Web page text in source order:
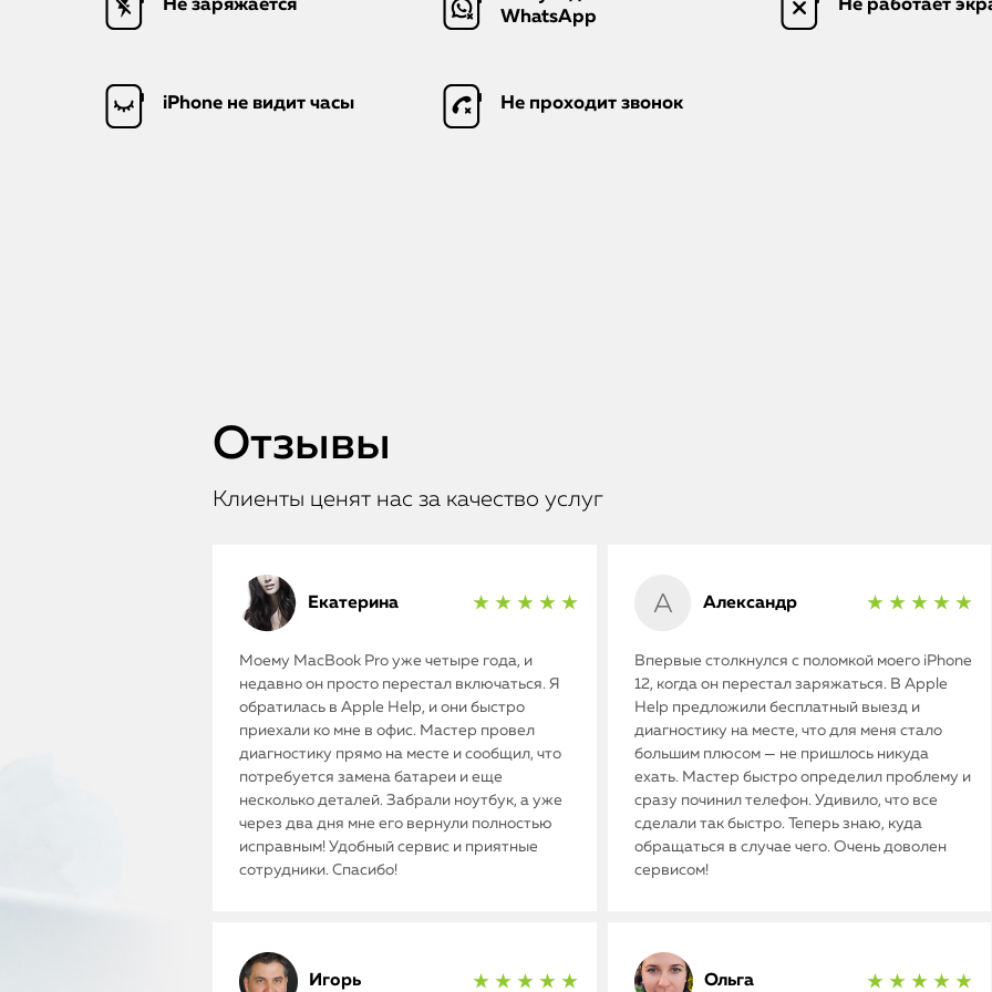
Не заряжается
WhatsApp
Не работает
iPhone не видит часы Не проходит звонок
Отзывы
Клиенты ценят нас за качество услуг
Екатерина ★ ★ ★ ★ ★
Моему MacBook Pro уже четыре года, и
недавно он просто перестал включаться. Я
обратилась в Apple Help, и они быстро
приехали ко мне в офис. Мастер провел
диагностику прямо на месте и сообщил, что
потребуется замена батареи и еще
несколько деталей. Забрали ноутбук, а уже
через два дня мне его вернули полностью
исправным! Удобный сервис и приятные
сотрудники. Спасибо!
Александр ★ ★ ★ ★ ★
Впервые столкнулся с поломкой моего iPhone
12, когда он перестал заряжаться. В Apple
Help предложили бесплатный выезд и
диагностику на месте, что для меня стало
большим плюсом — не пришлось никуда
ехать. Мастер быстро определил проблему и
сразу починил телефон. Удивило, что все
сделали так быстро. Теперь знаю, куда
обращаться в случае чего. Очень доволен
сервисом!
Игорь ★ ★ ★ ★ ★ Ольга ★ ★ ★ ★ ★